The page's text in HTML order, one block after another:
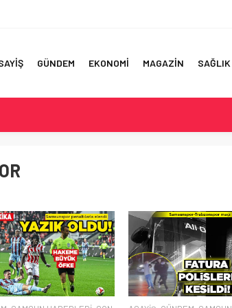
GÜNDEM EKONOMİ MAGAZİN SAĞLIK